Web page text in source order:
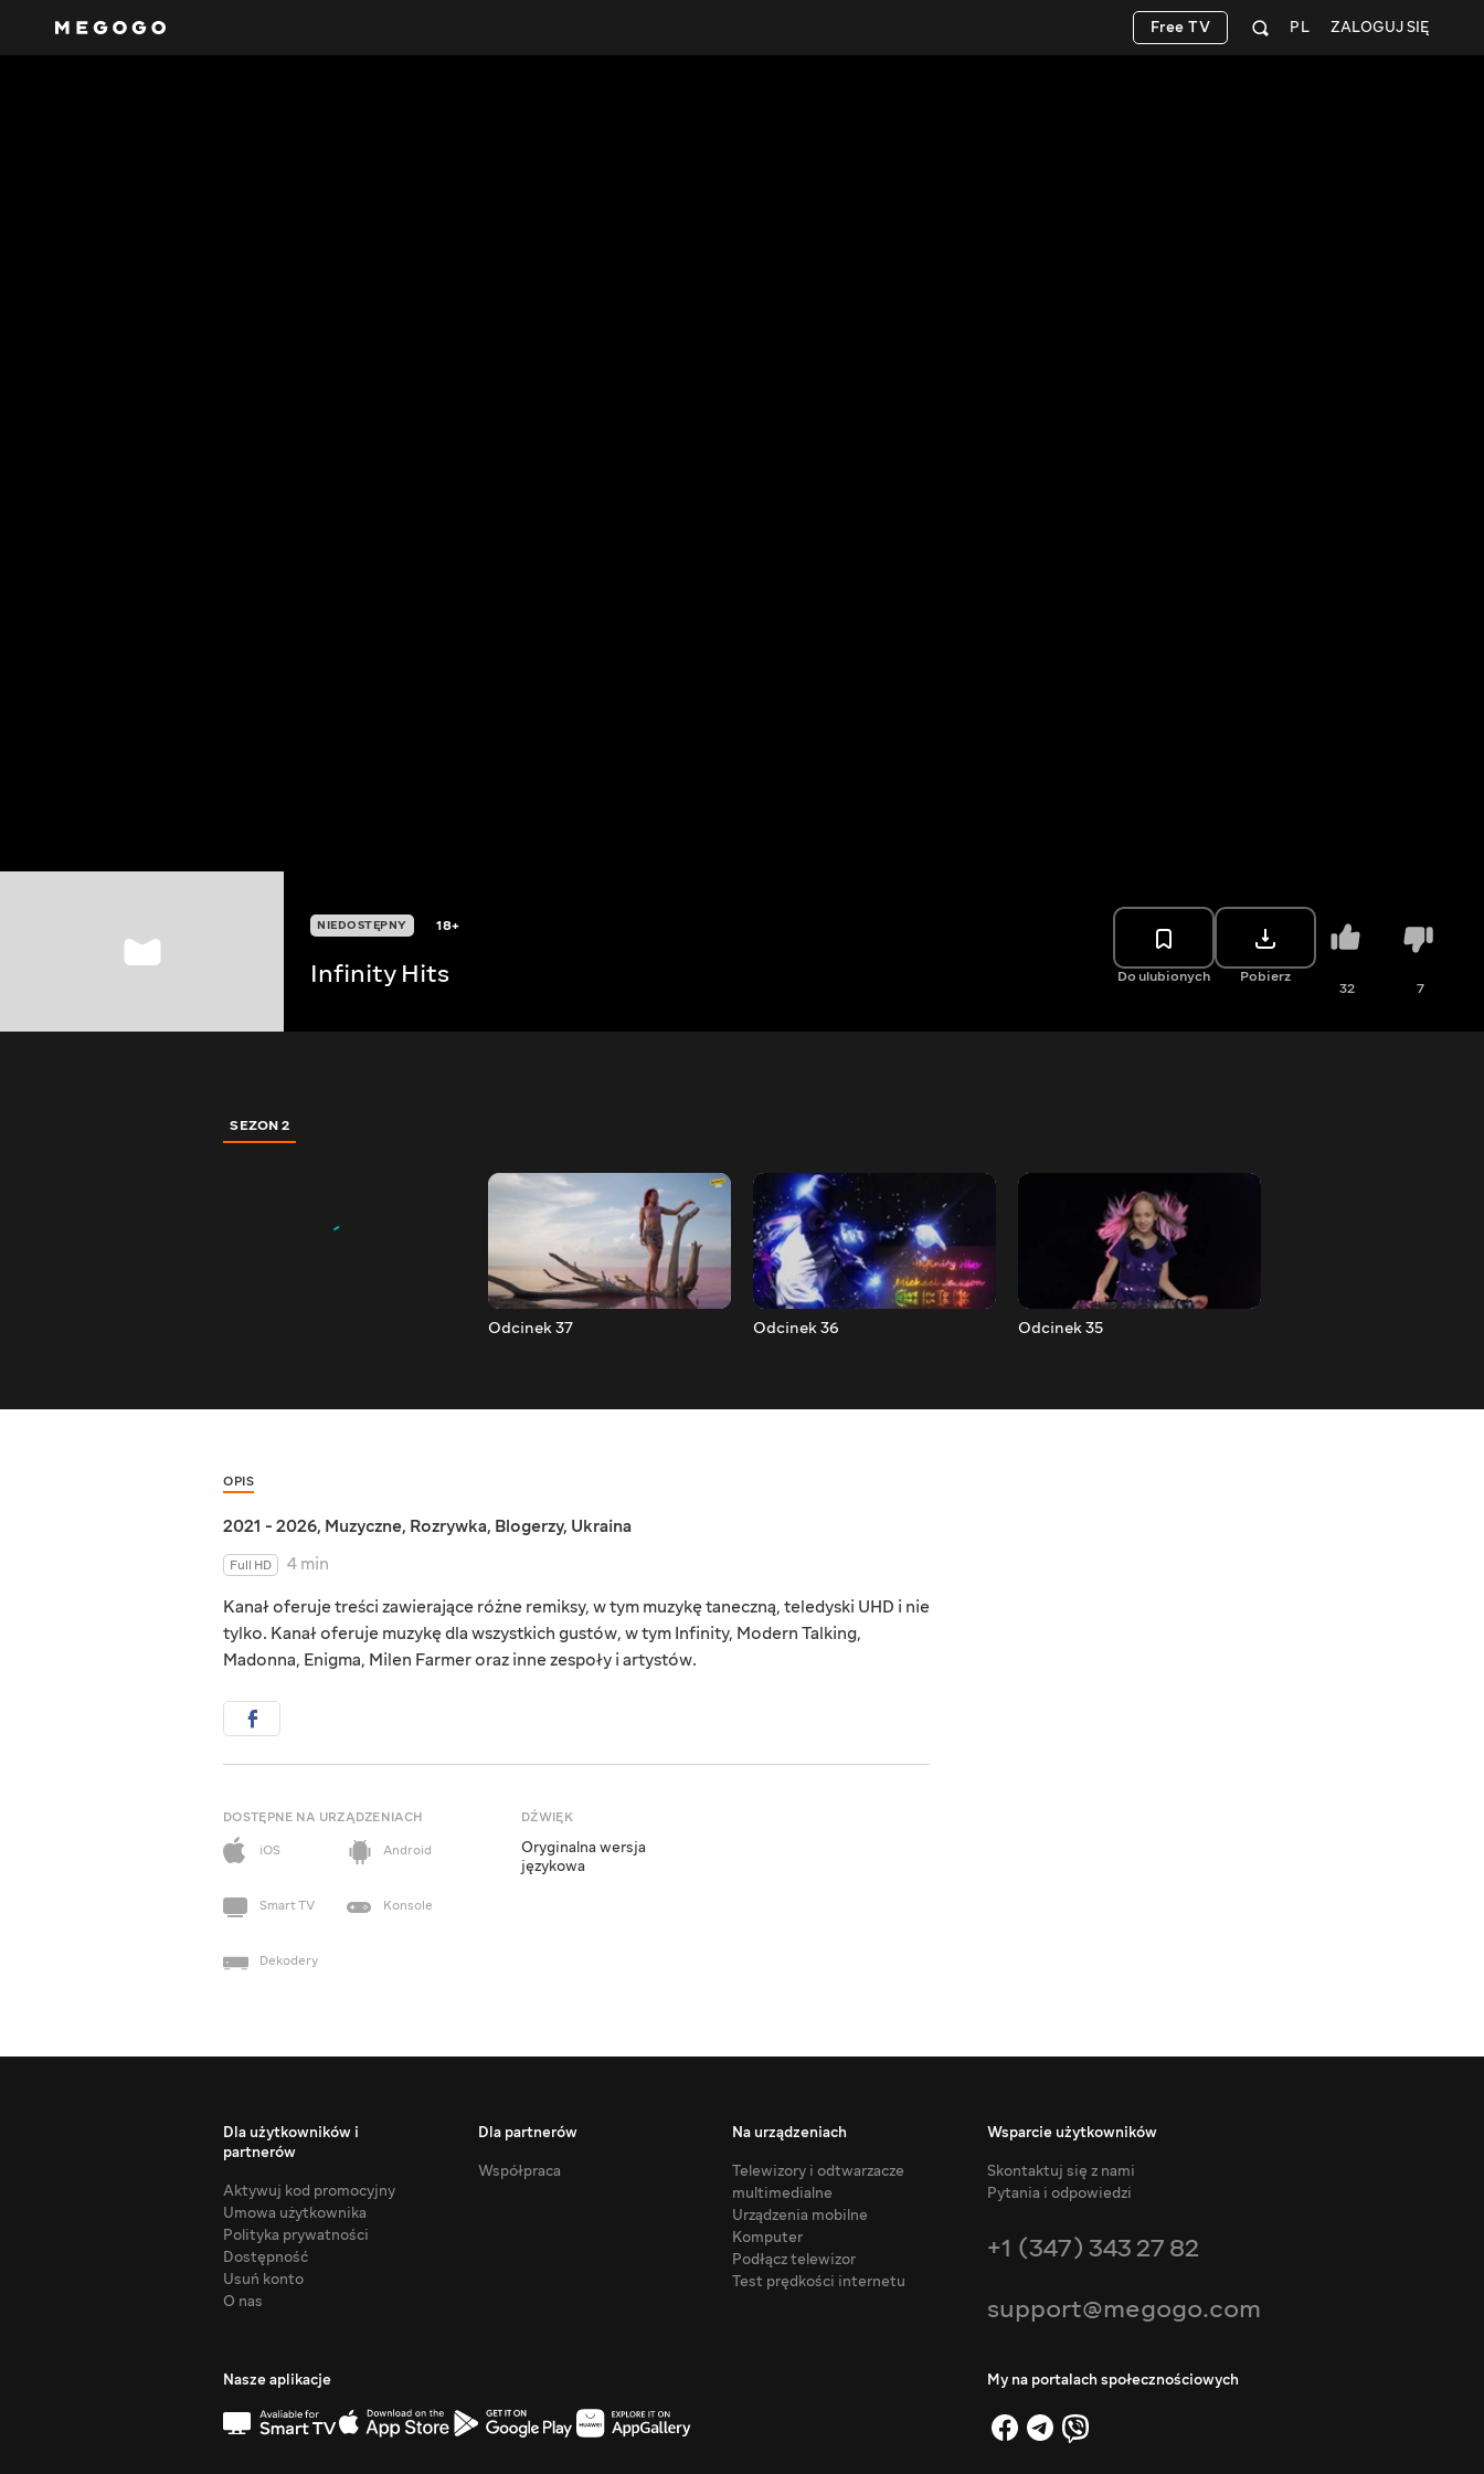
ZALOGUJ SIĘ
PL
Free TV
NIEDOSTĘPNY 18+
Infinity Hits Do ulubionych Pobierz
32 7
SEZON 2
Odcinek 37 Odcinek 36 Odcinek 35
OPIS
2021 - 2026, Muzyczne, Rozrywka, Blogerzy, Ukraina
Full HD
4 min
Kanał oferuje treści zawierające różne remiksy, w tym muzykę taneczną, teledyski UHD i nie
tylko. Kanał oferuje muzykę dla wszystkich gustów, w tym Infinity, Modern Talking,
Madonna, Enigma, Milen Farmer oraz inne zespoły i artystów.
DOSTĘPNE NA URZĄDZENIACH
iOS
Android
Smart TV Konsole
Dekodery
DŹWIĘK
Oryginalna wersja
językowa
Dla użytkowników i
partnerów
Aktywuj kod promocyjny
Umowa użytkownika
Polityka prywatności
Dostępność
Usuń konto
O nas
Dla partnerów
Współpraca
Na urządzeniach
Telewizory i odtwarzacze
multimedialne
Urządzenia mobilne
Komputer
Podłącz telewizor
Test prędkości internetu
Wsparcie użytkowników
Skontaktuj się z nami
Pytania i odpowiedzi
+1 (347) 343 27 82
support@megogo.com
Nasze aplikacje My na portalach społecznościowych